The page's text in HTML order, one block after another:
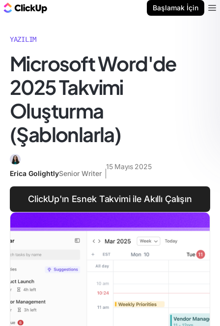
Başlamak İçin
YAZILIM
Microsoft Word'de
2025 Takvimi
Oluşturma
(Şablonlarla)
Erica GolightlySenior Writer
15 Mayıs 2025
ClickUp'ın Esnek Takvimi ile Akıllı Çalışın